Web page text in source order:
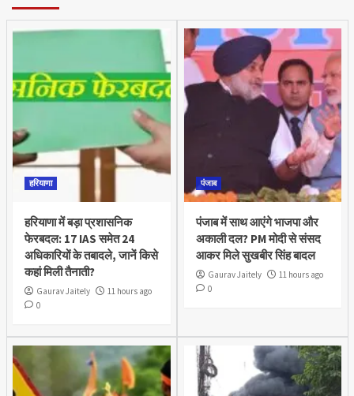
हरियाणा
हरियाणा में बड़ा प्रशासनिक
फेरबदल: 17 IAS समेत 24
अधिकारियों के तबादले, जानें किसे
कहां मिली तैनाती?
Gaurav Jaitely
11 hours ago
0
पंजाब
पंजाब में साथ आएंगे भाजपा और
अकाली दल? PM मोदी से संसद
आकर मिले सुखबीर सिंह बादल
Gaurav Jaitely
11 hours ago
0